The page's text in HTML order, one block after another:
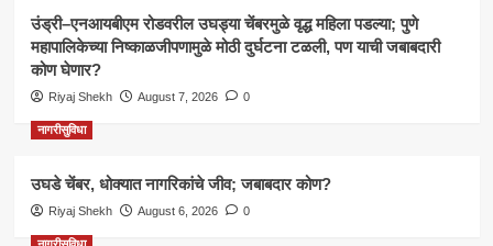
उंड्री–एनआयबीएम रोडवरील उघड्या चेंबरमुळे वृद्ध महिला पडल्या; पुणे
महापालिकेच्या निष्काळजीपणामुळे मोठी दुर्घटना टळली, पण याची जबाबदारी
कोण घेणार?
Riyaj Shekh August 7, 2026 0
नागरीसुविधा
उघडे चेंबर, धोक्यात नागरिकांचे जीव; जबाबदार कोण?
Riyaj Shekh August 6, 2026 0